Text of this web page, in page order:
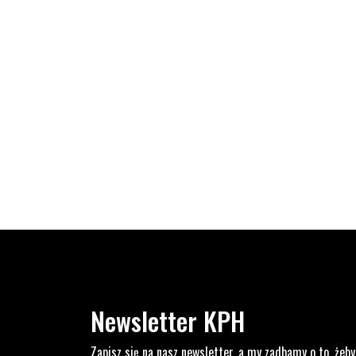
Newsletter KPH
Zapisz się na nasz newsletter, a my zadbamy o to,